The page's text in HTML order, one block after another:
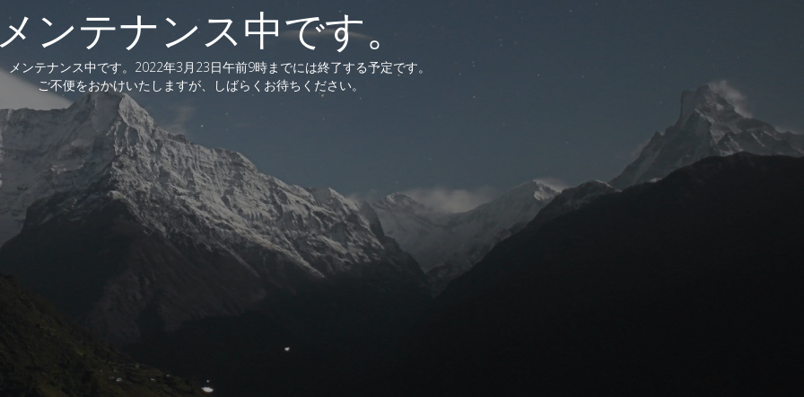
ンテナンス中です。
メンテナンス中です。2022年3月23日午前9時までには終了する予定です。
ご不便をおかけいたしますが、しばらくお待ちください。